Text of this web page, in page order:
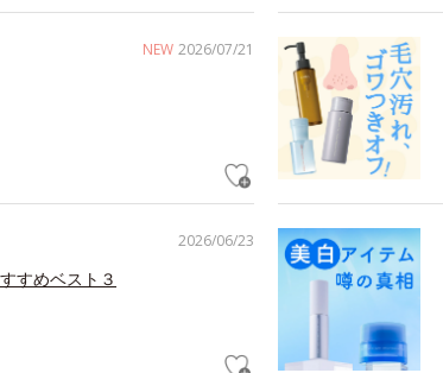
NEW 2026/07/21
2026/06/23
すめベスト３